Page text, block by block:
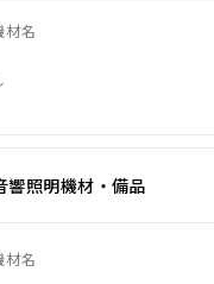
材名
響照明機材・備品
材名